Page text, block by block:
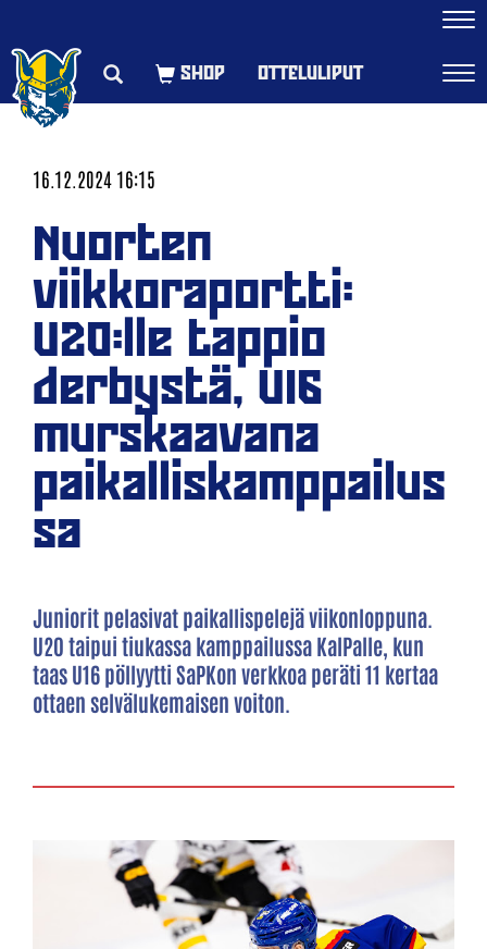
OTTELULIPUT
16.12.2024 16:15
Nuorten
viikkoraportti:
U20:lle tappio
derbystä, U16
murskaavana
paikalliskamppailus
sa
Juniorit pelasivat paikallispelejä viikonloppuna.
U20 taipui tiukassa kamppailussa KalPalle, kun
taas U16 pöllyytti SaPKon verkkoa peräti 11 kertaa
ottaen selvälukemaisen voiton.